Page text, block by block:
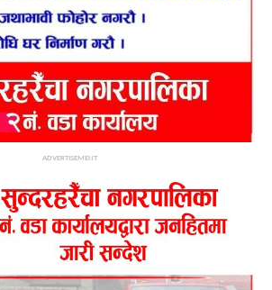
ADVERTISEMENT